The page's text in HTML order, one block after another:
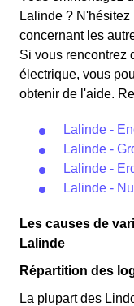
Lalinde ?
concernant les
Si vous rencontrez
électrique, vous
obtenir de l'aide.
Lalinde -
Lalinde -
Lalinde -
Lalinde -
Les causes de
Lalinde
Répartition des
La plupart des